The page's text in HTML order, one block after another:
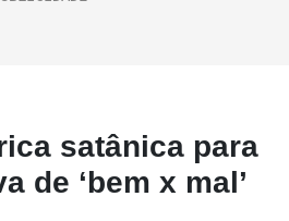
satânica para
de ‘bem x mal’